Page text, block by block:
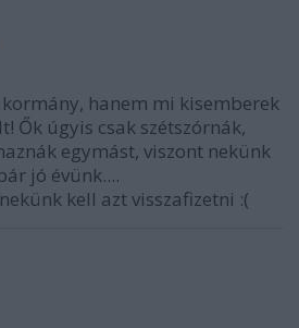
kormány, hanem mi kisemberek
Ők úgyis csak szétszórnák,
egymást, viszont nekünk
jó évünk....
kell azt visszafizetni :(